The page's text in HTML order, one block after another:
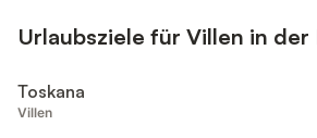
Urlaubsziele für Villen in der
Toskana
Villen